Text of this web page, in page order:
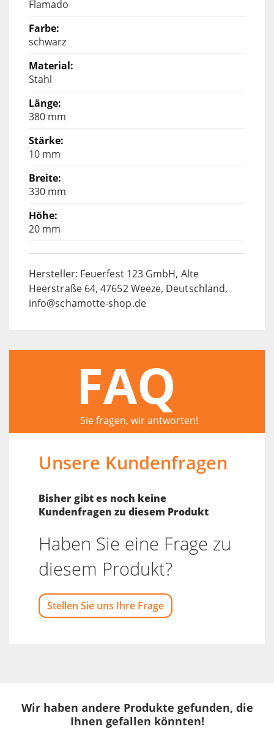
Flamado
schwarz
Stahl
380 mm
10 mm
330 mm
20 mm
Hersteller: Feuerfest 123 GmbH, Alte
Heerstraße 64, 47652 Weeze, Deutschland,
info@schamotte-shop.de
FAQ
Sie fragen, wir antworten!
Unsere Kundenfragen
Bisher gibt es noch keine
Kundenfragen zu diesem Produkt
Haben Sie eine Frage zu
diesem Produkt?
Stellen Sie uns Ihre Frage
Wir haben andere Produkte gefunden, die
Ihnen gefallen könnten!